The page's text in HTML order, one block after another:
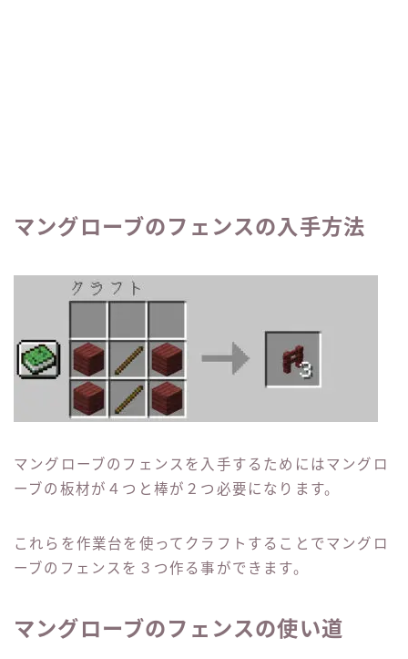
マングローブのフェンスの入手方法
マングローブのフェンスを入手するためにはマングロ
ーブの板材が４つと棒が２つ必要になります。
これらを作業台を使ってクラフトすることでマングロ
ーブのフェンスを３つ作る事ができます。
マングローブのフェンスの使い道